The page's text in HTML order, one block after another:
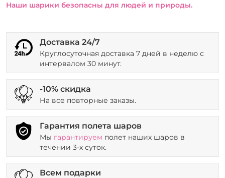
Наши шарики безопасны для людей и природы.
Доставка 24/7
Круглосуточная доставка 7 дней в неделю с
интервалом 30 минут.
-10% скидка
На все повторные заказы.
Гарантия полета шаров
Мы гарантируем полет наших шаров в
течении 3-х суток.
Всем подарки